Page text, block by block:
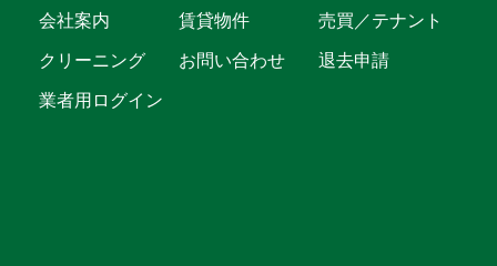
会社案内 賃貸物件
売買／テナント
クリーニング
お問い合わせ
退去申請
業者用ログイン